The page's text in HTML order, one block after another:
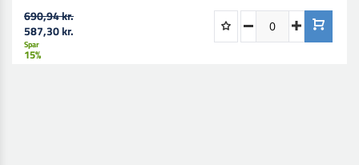
690,94 kr.
587,30 kr.
Spar
15%